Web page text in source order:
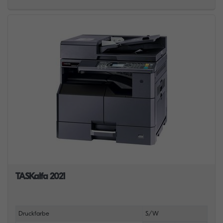
TASKalfa 2021
Druckfarbe S/W